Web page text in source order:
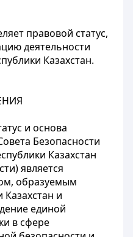
правовой статус,
деятельности
Казахстан.
и основа
Безопасности
Казахстан
является
образуемым
и
единой
в сфере